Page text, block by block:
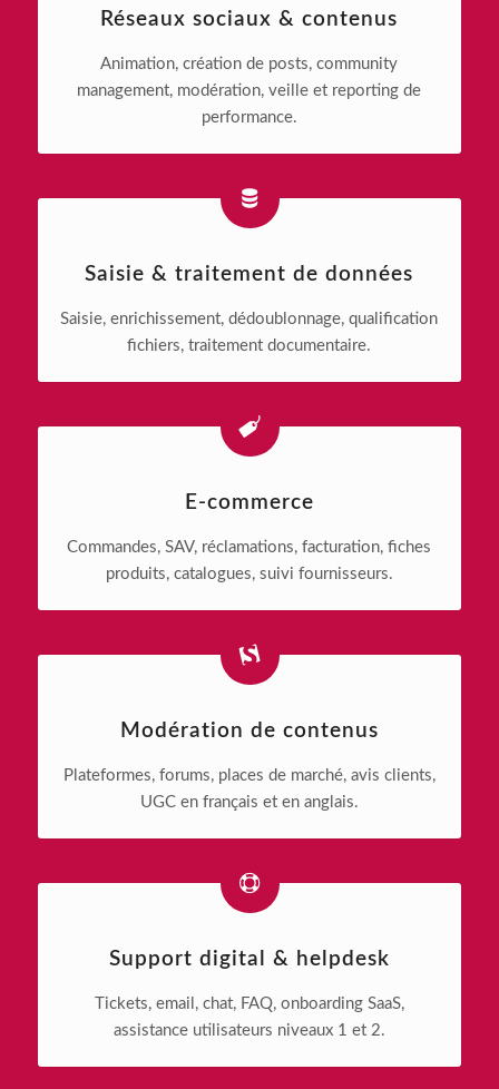
Réseaux sociaux & contenus
Animation, création de posts, community
management, modération, veille et reporting de
performance.
Saisie & traitement de données
Saisie, enrichissement, dédoublonnage, qualification
fichiers, traitement documentaire.
E-commerce
Commandes, SAV, réclamations, facturation, fiches
produits, catalogues, suivi fournisseurs.
Modération de contenus
Plateformes, forums, places de marché, avis clients,
UGC en français et en anglais.
Support digital & helpdesk
Tickets, email, chat, FAQ, onboarding SaaS,
assistance utilisateurs niveaux 1 et 2.